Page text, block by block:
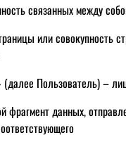
связанных между
или совокупность
(далее Пользователь) –
данных,